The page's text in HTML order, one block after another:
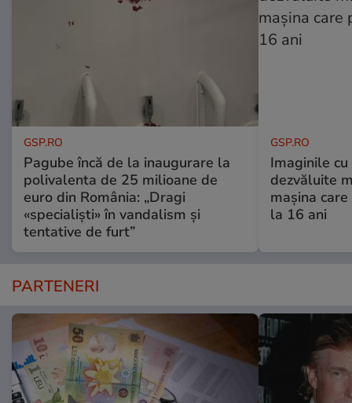
GSP.RO
Pagube încă de la inaugurare la
polivalenta de 25 milioane de
euro din România: „Dragi
«specialiști» în vandalism și
tentative de furt”
GSP.RO
Imaginile
dezvăluite
mașina
la 16 ani
PARTENERI